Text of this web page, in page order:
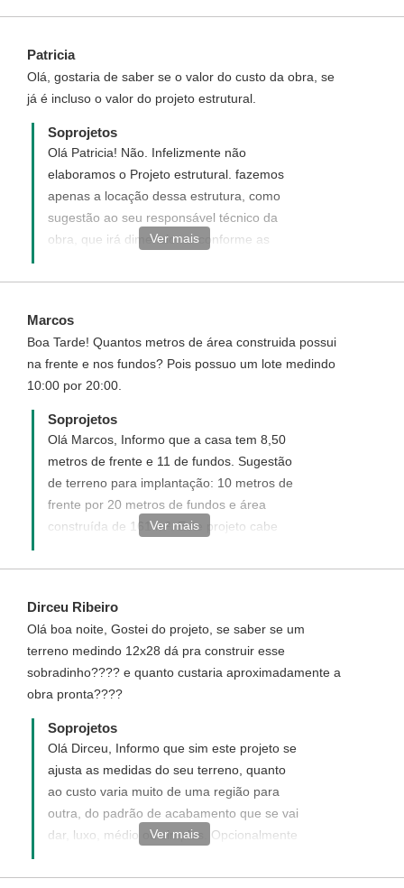
e execução do serviço.
Patricia
Olá, gostaria de saber se o valor do custo da obra, se
já é incluso o valor do projeto estrutural.
Soprojetos
Olá Patricia! Não. Infelizmente não
elaboramos o Projeto estrutural. fazemos
apenas a locação dessa estrutura, como
sugestão ao seu responsável técnico da
obra, que irá dimensionar conforme as
Ver mais
Marcos
Boa Tarde! Quantos metros de área construida possui
na frente e nos fundos? Pois possuo um lote medindo
10:00 por 20:00.
Soprojetos
Olá Marcos, Informo que a casa tem 8,50
metros de frente e 11 de fundos. Sugestão
de terreno para implantação: 10 metros de
frente por 20 metros de fundos e área
construída de 161 m². Este projeto cabe
seu projeto. Será um prazer ter você como
Ver mais
Dirceu Ribeiro
Olá boa noite, Gostei do projeto, se saber se um
terreno medindo 12x28 dá pra construir esse
sobradinho???? e quanto custaria aproximadamente a
obra pronta????
Soprojetos
Olá Dirceu, Informo que sim este projeto se
ajusta as medidas do seu terreno, quanto
ao custo varia muito de uma região para
outra, do padrão de acabamento que se vai
dar, luxo, médio ou simples. Opcionalmente
Quantitativo de Material, que é a relação da
Ver mais